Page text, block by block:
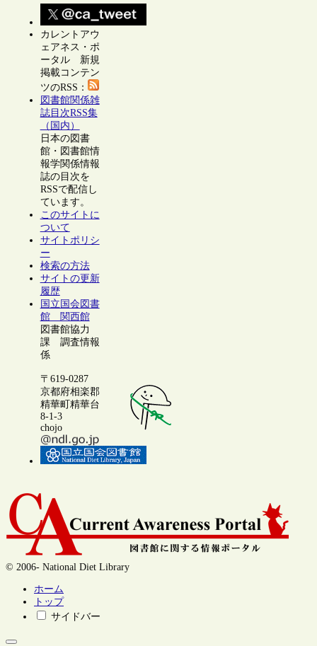
カレントアウ
ェアネス・ポ
ータル 新規
掲載コンテン
ツのRSS：
図書館関係雑
誌目次RSS集
（国内）
日本の図書
館・図書館情
報学関係情報
誌の目次を
RSSで配信し
ています。
このサイトに
ついて
サイトポリシ
ー
検索の方法
サイトの更新
履歴
国立国会図書
館 関西館
図書館協力
課 調査情報
係
〒619-0287
京都府相楽郡
精華町精華台
8-1-3
chojo
© 2006- National Diet Library
ホーム
トップ
サイドバー